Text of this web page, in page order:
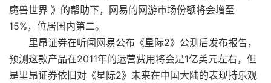
魔兽世界 》的帮助下，网易的网游市场份额将会增至
15%，位居国内第二。
里昂证券在听闻网易公布《星际2》公测后发布报告，
预测这款产品在2011年的运营费用将会是1亿美元左右，但
是里昂证券依旧对《星际2》未来在中国大陆的表现持乐观